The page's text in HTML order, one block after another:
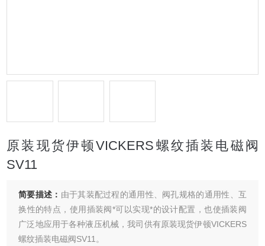
原装现货伊顿VICKERS螺纹插装电磁阀
SV11
简要描述： 由于其装配过程的通用性、阀孔规格的通用性、互
换性的特点，使用插装阀*可以实现*的设计配置，也使插装阀
广泛地应用于各种液压机械，我司供有原装现货伊顿VICKERS
螺纹插装电磁阀SV11。